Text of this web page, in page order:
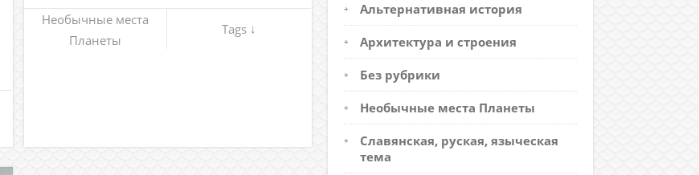
Необычные места
Планеты
Tags ↓
Альтернативная история
Архитектура и строения
Без рубрики
Необычные места Планеты
Славянская, руская, языческая
тема